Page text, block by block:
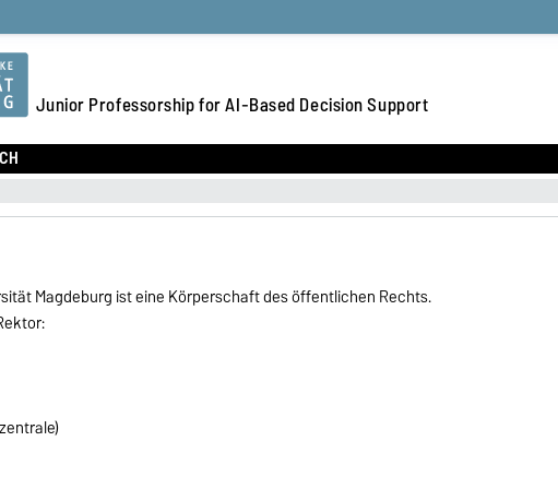
Junior Professorship for AI-Based Decision Support
Magdeburg ist eine Körperschaft des öffentlichen Rechts.